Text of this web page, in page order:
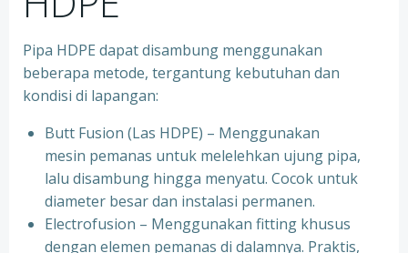
Pipa HDPE dapat disambung menggunakan
beberapa metode, tergantung kebutuhan dan
kondisi di lapangan:
Butt Fusion (Las HDPE) – Menggunakan
mesin pemanas untuk melelehkan ujung pipa,
lalu disambung hingga menyatu. Cocok untuk
diameter besar dan instalasi permanen.
Electrofusion – Menggunakan fitting khusus
dengan elemen pemanas di dalamnya. Praktis,